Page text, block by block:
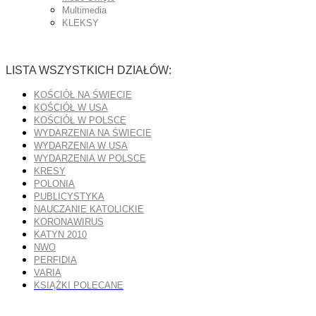
Multimedia
KLEKSY
LISTA WSZYSTKICH DZIAŁÓW:
KOŚCIÓŁ NA ŚWIECIE
KOŚCIÓŁ W USA
KOŚCIÓŁ W POLSCE
WYDARZENIA NA ŚWIECIE
WYDARZENIA W USA
WYDARZENIA W POLSCE
KRESY
POLONIA
PUBLICYSTYKA
NAUCZANIE KATOLICKIE
KORONAWIRUS
KATYN 2010
NWO
PERFIDIA
VARIA
KSIĄŻKI POLECANE